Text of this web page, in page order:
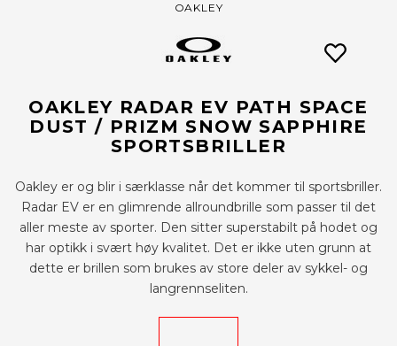
OAKLEY
OAKLEY RADAR EV PATH SPACE
DUST / PRIZM SNOW SAPPHIRE
SPORTSBRILLER
Oakley er og blir i særklasse når det kommer til sportsbriller.
Radar EV er en glimrende allroundbrille som passer til det
aller meste av sporter. Den sitter superstabilt på hodet og
har optikk i svært høy kvalitet. Det er ikke uten grunn at
dette er brillen som brukes av store deler av sykkel- og
langrennseliten.